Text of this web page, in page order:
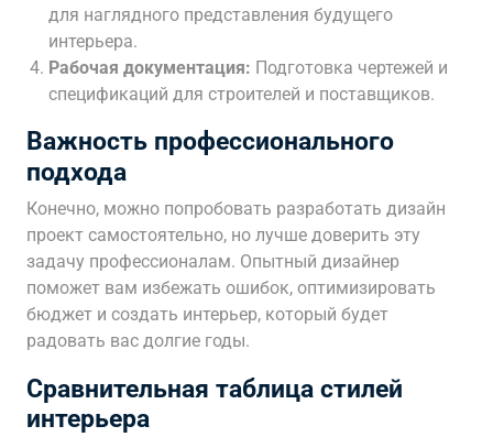
для наглядного представления будущего
интерьера.
Рабочая документация: Подготовка чертежей и
спецификаций для строителей и поставщиков.
Важность профессионального
подхода
Конечно, можно попробовать разработать дизайн
проект самостоятельно, но лучше доверить эту
задачу профессионалам. Опытный дизайнер
поможет вам избежать ошибок, оптимизировать
бюджет и создать интерьер, который будет
радовать вас долгие годы.
Сравнительная таблица стилей
интерьера